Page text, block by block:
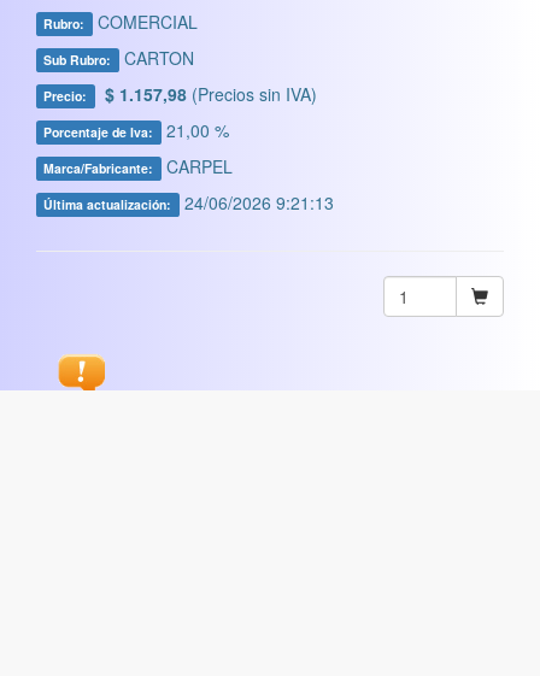
Rubro: COMERCIAL
Sub Rubro: CARTON
Precio: $ 1.157,98 (Precios sin IVA)
Porcentaje de Iva: 21,00 %
Marca/Fabricante: CARPEL
Última actualización: 24/06/2026 9:21:13